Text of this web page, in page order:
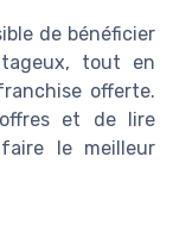
de bénéficier
tout en
offerte.
et de lire
le meilleur